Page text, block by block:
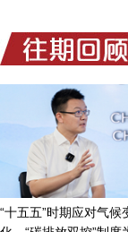
主持人
任益民